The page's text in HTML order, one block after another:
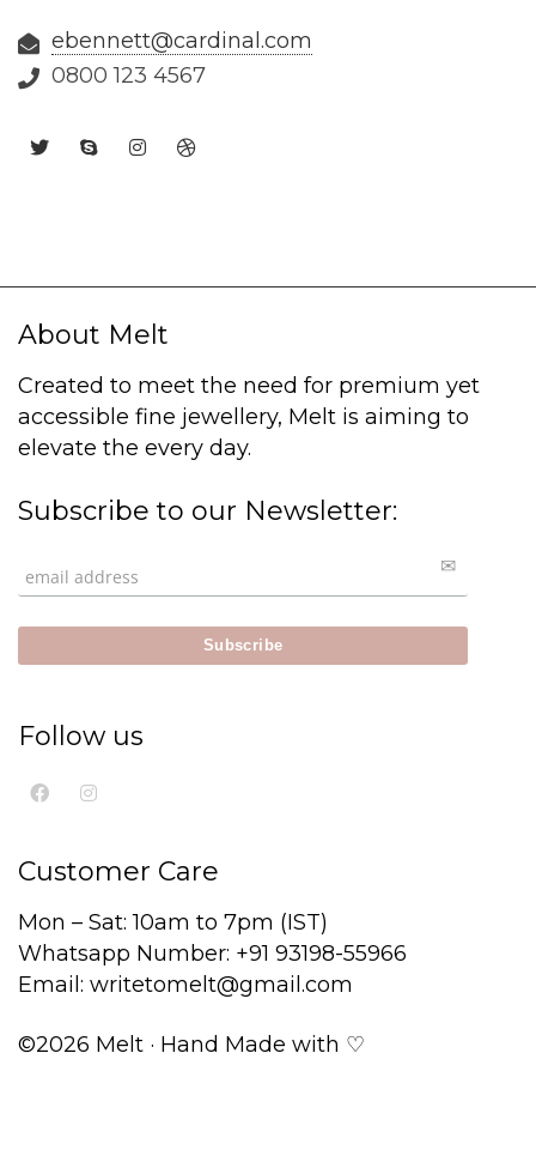
ebennett@cardinal.com
0800 123 4567
About Melt
Created to meet the need for premium yet
accessible fine jewellery, Melt is aiming to
elevate the every day.
Subscribe to our Newsletter:
Follow us
Customer Care
Mon – Sat: 10am to 7pm (IST)
Whatsapp Number: +91 93198-55966
Email: writetomelt@gmail.com
©2026 Melt · Hand Made with ♡